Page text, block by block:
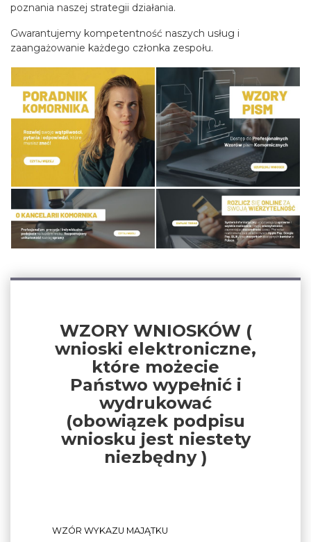
poznania naszej strategii działania.
Gwarantujemy kompetentność naszych usług i
zaangażowanie każdego członka zespołu.
WZORY WNIOSKÓW (
wnioski elektroniczne,
które możecie
Państwo wypełnić i
wydrukować
(obowiązek podpisu
wniosku jest niestety
niezbędny )
WZÓR WYKAZU MAJĄTKU